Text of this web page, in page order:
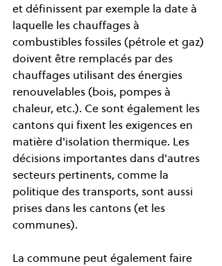
et définissent par exemple la date à
laquelle les chauffages à
combustibles fossiles (pétrole et gaz)
doivent être remplacés par des
chauffages utilisant des énergies
renouvelables (bois, pompes à
chaleur, etc.). Ce sont également les
cantons qui fixent les exigences en
matière d'isolation thermique. Les
décisions importantes dans d'autres
secteurs pertinents, comme la
politique des transports, sont aussi
prises dans les cantons (et les
communes).
La commune peut également faire